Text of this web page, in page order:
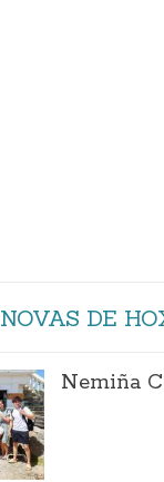
NOVAS DE
Nemiña